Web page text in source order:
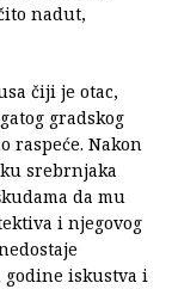
nadut,
čiji je otac,
gradskog
raspeće. Nakon
srebrnjaka
da mu
i njegovog
iskustva i